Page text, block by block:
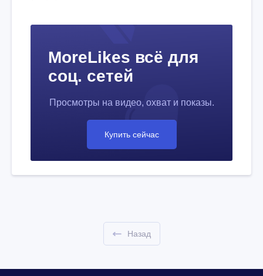
Назад
MoreLikes всё для
соц. сетей
Просмотры на видео, охват и показы.
Купить сейчас